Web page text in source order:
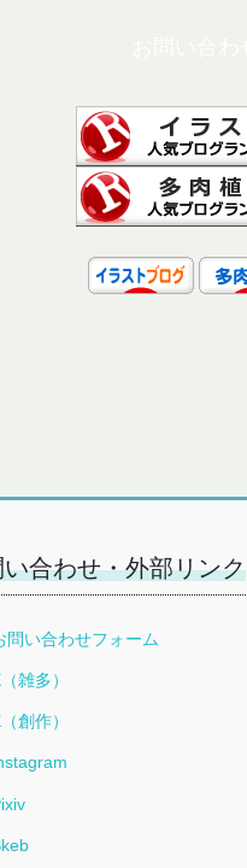
合わせ・外部リンク
問い合わせフォーム
雑多）
創作）